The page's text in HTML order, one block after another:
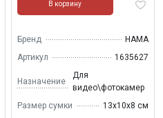
В корзину
Бренд
HAMA
Артикул
1635627
Назначение
Для
видео\фотокамер
Размер сумки
13х10х8 см